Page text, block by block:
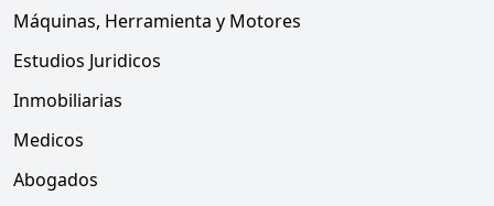
Máquinas, Herramienta y Motores
Estudios Juridicos
Inmobiliarias
Medicos
Abogados